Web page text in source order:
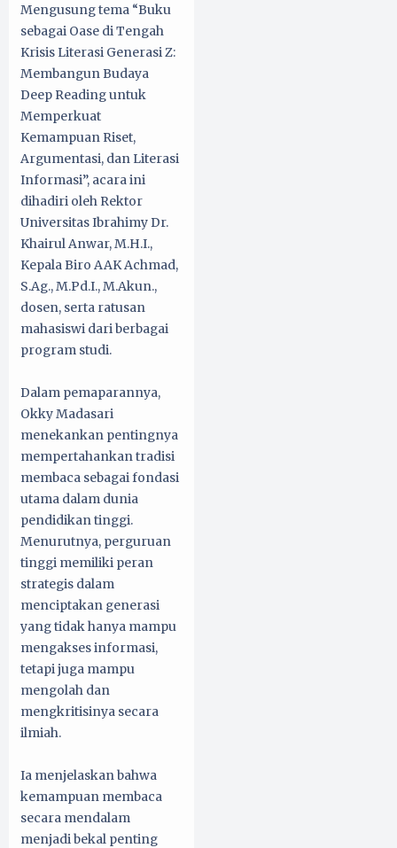
Mengusung tema “Buku
sebagai Oase di Tengah
Krisis Literasi Generasi Z:
Membangun Budaya
Deep Reading untuk
Memperkuat
Kemampuan Riset,
Argumentasi, dan Literasi
Informasi”, acara ini
dihadiri oleh Rektor
Universitas Ibrahimy Dr.
Khairul Anwar, M.H.I.,
Kepala Biro AAK Achmad,
S.Ag., M.Pd.I., M.Akun.,
dosen, serta ratusan
mahasiswi dari berbagai
program studi.
Dalam pemaparannya,
Okky Madasari
menekankan pentingnya
mempertahankan tradisi
membaca sebagai fondasi
utama dalam dunia
pendidikan tinggi.
Menurutnya, perguruan
tinggi memiliki peran
strategis dalam
menciptakan generasi
yang tidak hanya mampu
mengakses informasi,
tetapi juga mampu
mengolah dan
mengkritisinya secara
ilmiah.
Ia menjelaskan bahwa
kemampuan membaca
secara mendalam
menjadi bekal penting